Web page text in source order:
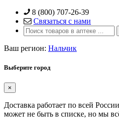
Skip
content
8 (800) 707-26-39
Связаться с нами
Ваш регион: Нальчик
Выберите город
×
Доставка работает по всей
может не быть в списке, но мы